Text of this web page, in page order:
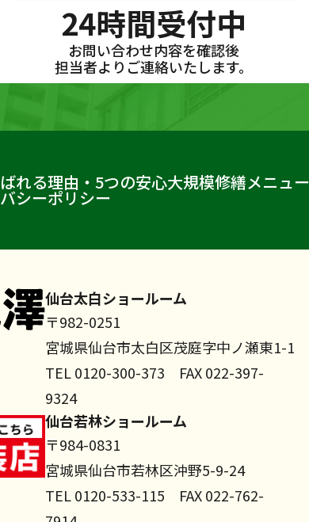
24時間受付中
お問い合わせ内容を確認後
担当者よりご連絡いたします。
れる理由・5つの安心大規模修繕メニュー
シーポリシー
仙台太白ショールーム
〒982-0251
宮城県仙台市太白区茂庭字中ノ瀬東1-1
TEL 0120-300-373 FAX 022-397-
9324
仙台若林ショールーム
〒984-0831
宮城県仙台市若林区沖野5-9-24
TEL 0120-533-115 FAX 022-762-